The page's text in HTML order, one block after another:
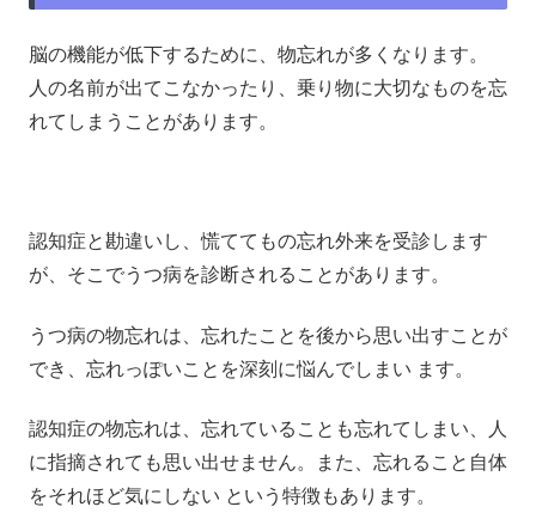
脳の機能が低下するために、物忘れが多くなります。
人の名前が出てこなかったり、乗り物に大切なものを忘
れてしまうことがあります。
認知症と勘違いし、慌ててもの忘れ外来を受診します
が、そこでうつ病を診断されることがあります。
うつ病の物忘れは、忘れたことを後から思い出すことが
でき、忘れっぽいことを深刻に悩んでしまい ます。
認知症の物忘れは、忘れていることも忘れてしまい、人
に指摘されても思い出せません。また、忘れること自体
をそれほど気にしない という特徴もあります。